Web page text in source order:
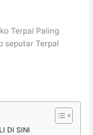
Terpal Paling
seputar Terpal
DI SINI